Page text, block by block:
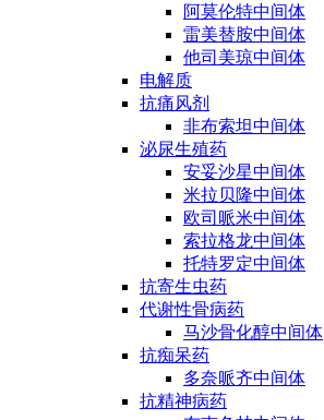
阿莫伦特中间体
雷美替胺中间体
他司美琼中间体
电解质
抗痛风剂
非布索坦中间体
泌尿生殖药
安妥沙星中间体
米拉贝隆中间体
欧司哌米中间体
索拉格龙中间体
托特罗定中间体
抗寄生虫药
代谢性骨病药
马沙骨化醇中间体
抗痴呆药
多奈哌齐中间体
抗精神病药